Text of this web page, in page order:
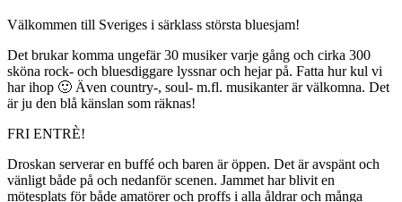
Välkommen till Sveriges i särklass största bluesjam!
Det brukar komma ungefär 30 musiker varje gång och cirka 300
sköna rock- och bluesdiggare lyssnar och hejar på. Fatta hur kul vi
har ihop 🙂 Även country-, soul- m.fl. musikanter är välkomna. Det
är ju den blå känslan som räknas!
FRI ENTRÈ!
Droskan serverar en buffé och baren är öppen. Det är avspänt och
vänligt både på och nedanför scenen. Jammet har blivit en
mötesplats för både amatörer och proffs i alla åldrar och många